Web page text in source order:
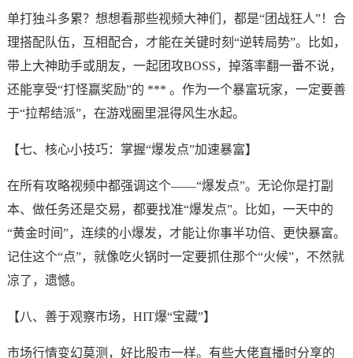
单打独斗多累？想想看那些视频大神们，都是“团战狂人”！合
理搭配队伍，互相配合，才能在关键时刻“逆转局势”。比如，
带上大神助手或朋友，一起团攻BOSS，掉落率翻一番不说，
还能享受“打怪赢奖励”的 *** 。作为一个暴富玩家，一定要善
于“拉帮结派”，在游戏圈里混得风生水起。
【七、核心小技巧：掌握“爆发点”加速暴富】
在所有攻略视频中都强调这个——“爆发点”。无论你是打副
本、做任务还是交易，都要找准“爆发点”。比如，一天中的
“黄金时间”，连续的小爆发，才能让你事半功倍、更快暴富。
记住这个“点”，就像吃火锅时一定要抓住那个“火候”，不然就
凉了，遗憾。
【八、善于观察市场，HIT爆“宝藏”】
市场行情变幻莫测，好比股市一样。有些大佬直播时分享的